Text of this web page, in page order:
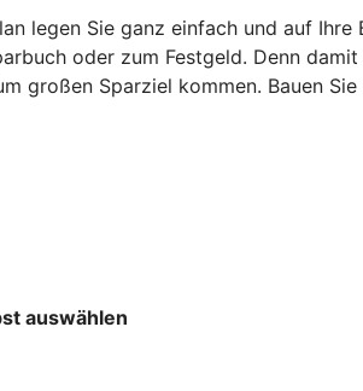
legen Sie ganz einfach und auf
oder zum Festgeld. Denn
großen Sparziel kommen. Bauen
auswählen